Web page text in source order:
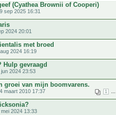
(Cyathea Brownii of Cooperi)
sep 2025 16:31
2024 20:01
met broed
2024 16:19
Hulp gevraagd
2024 23:53
groei van mijn boomvarens.
1
maart 2010 17:37
2024 13:33